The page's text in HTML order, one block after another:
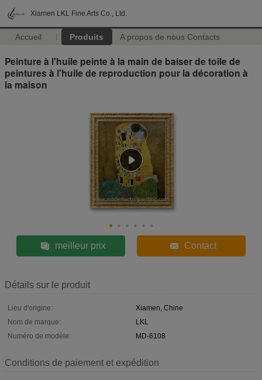
Xiamen LKL Fine Arts Co., Ltd.
Accueil Produits A propos de nous Contacts
Peinture à l'huile peinte à la main de baiser de toile de
peintures à l'huile de reproduction pour la décoration à
la maison
meilleur prix Contact
Détails sur le produit
Lieu d'origine:
Xiamen, Chine
Nom de marque:
LKL
Numéro de modèle:
MD-6108
Conditions de paiement et expédition